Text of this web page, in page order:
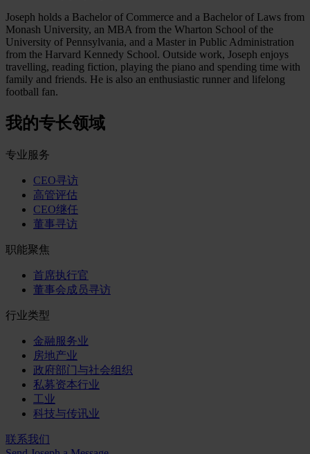
Joseph holds a Bachelor of Commerce and a Bachelor of Laws from
Monash University, an MBA from the Wharton School of the
University of Pennsylvania, and a Master in Public Administration
from the Harvard Kennedy School. Outside work, Joseph enjoys
travelling, reading fiction, playing the piano and spending time with
family and friends. He is also an enthusiastic runner and lifelong
football fan.
我的专长领域
专业服务
CEO寻访
高管评估
CEO继任
董事寻访
职能聚焦
首席执行官
董事会成员寻访
行业类型
金融服务业
房地产业
政府部门与社会组织
私募资本行业
工业
科技与传讯业
联系我们